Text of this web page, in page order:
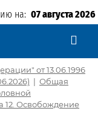
на: 07 августа 2026
от 13.06.1996
| Общая
12. Освобождение